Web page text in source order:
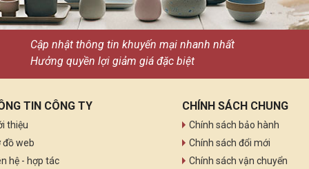
không chỉ bởi sự tồn tại bất diệt của nó. Mà còn bởi men lam
gốm sứ men lam với sắc xanh, xanh đen sớm được
Tràng ngày càng phát triển cho đến tận thế kỷ 16.
nâu, mà được phủ thêm lớp men trắng bên ngoài, có độ
bất biến của vạn vật. Vào thế kỷ 17, các sản phẩm men lam
Cập nhật thông tin khuyến mại nhanh nhất
Hưởng quyền lợi giảm giá đặc biệt
TIN CÔNG TY
thiệu
đồ web
hệ - hợp tác
CHÍNH SÁCH CHUNG
Chính sách bảo hành
Chính sách đổi mới
Chính sách vận chuyển